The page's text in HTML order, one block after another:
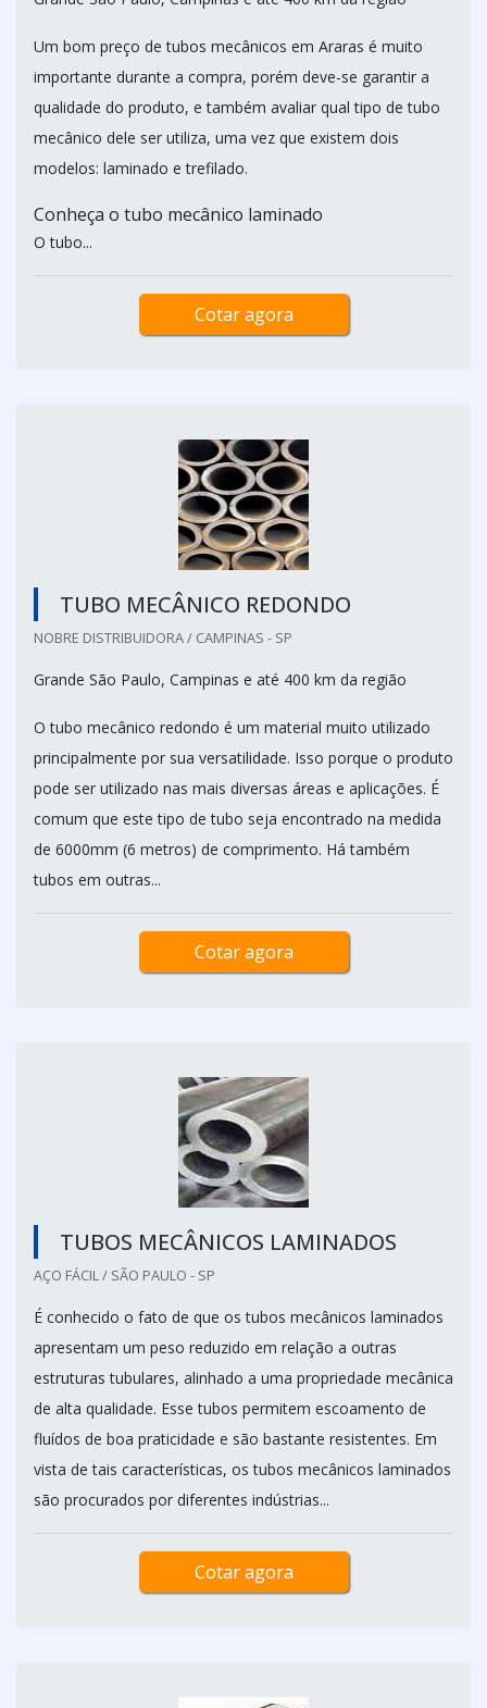
Um bom preço de tubos mecânicos em Araras é muito
importante durante a compra, porém deve-se garantir a
qualidade do produto, e também avaliar qual tipo de tubo
mecânico dele ser utiliza, uma vez que existem dois
modelos: laminado e trefilado.
Conheça o tubo mecânico laminado
O tubo...
Cotar agora
TUBO MECÂNICO REDONDO
NOBRE DISTRIBUIDORA / CAMPINAS - SP
Grande São Paulo, Campinas e até 400 km da região
O tubo mecânico redondo é um material muito utilizado
principalmente por sua versatilidade. Isso porque o produto
pode ser utilizado nas mais diversas áreas e aplicações. É
comum que este tipo de tubo seja encontrado na medida
de 6000mm (6 metros) de comprimento. Há também
tubos em outras...
Cotar agora
TUBOS MECÂNICOS LAMINADOS
AÇO FÁCIL / SÃO PAULO - SP
É conhecido o fato de que os tubos mecânicos laminados
apresentam um peso reduzido em relação a outras
estruturas tubulares, alinhado a uma propriedade mecânica
de alta qualidade. Esse tubos permitem escoamento de
fluídos de boa praticidade e são bastante resistentes. Em
vista de tais características, os tubos mecânicos laminados
são procurados por diferentes indústrias...
Cotar agora